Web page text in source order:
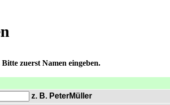
zuerst Namen eingeben.
z. B. PeterMüller